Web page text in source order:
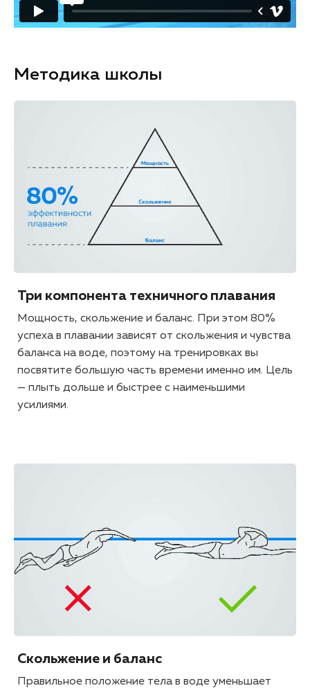
Методика школы
Три компонента техничного плавания
Мощность, скольжение и баланс. При этом 80%
успеха в плавании зависят от скольжения и чувства
баланса на воде, поэтому на тренировках вы
посвятите большую часть времени именно им. Цель
— плыть дольше и быстрее с наименьшими
усилиями.
Скольжение и баланс
Правильное положение тела в воде уменьшает